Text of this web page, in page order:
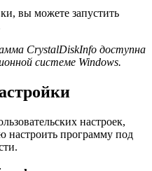
вы можете запустить
CrystalDiskInfo доступна
системе Windows.
настроек,
настроить программу под